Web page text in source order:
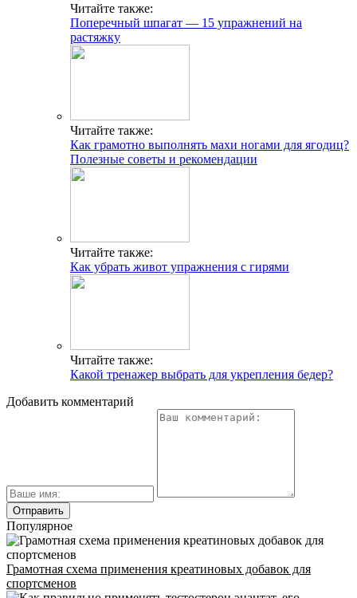
Читайте также:
Поперечный шпагат — 15 упражнений на
растяжку
Читайте также:
Как грамотно выполнять махи ногами для ягодиц?
Полезные советы и рекомендации
Читайте также:
Как убрать живот упражнения с гирями
Читайте также:
Какой тренажер выбрать для укрепления бедер?
Добавить комментарий
Популярное
Грамотная схема применения креатиновых добавок для
спортсменов
ГДЕ ПРОХОДЯТ
ТРЕНИРОВКИ И КАК
УЛ. КРЫЛАТСКАЯ